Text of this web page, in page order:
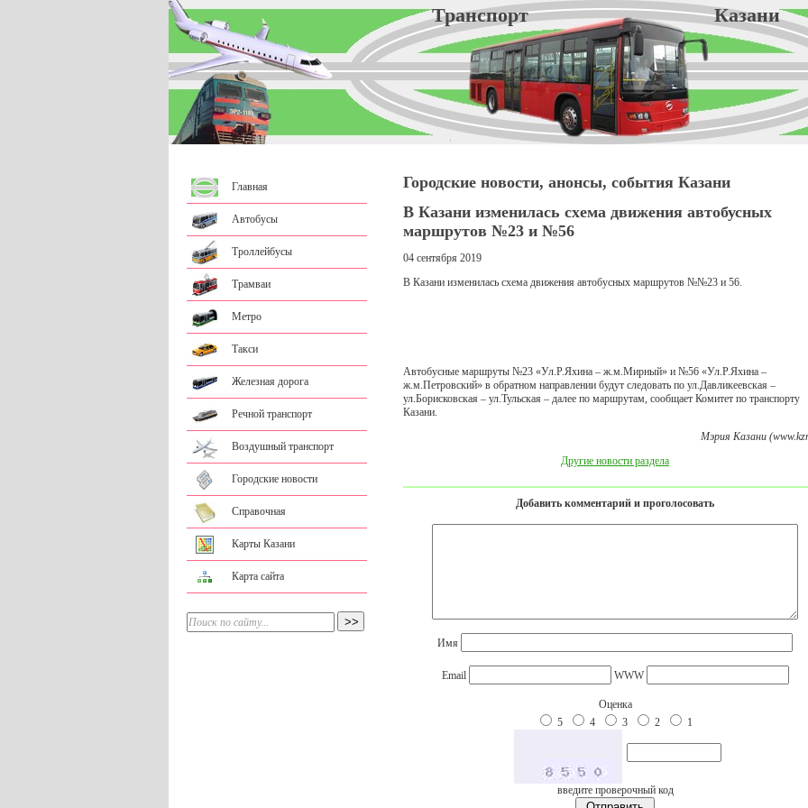
Транспорт Казани
Главная
Автобусы
Троллейбусы
Трамваи
Метро
Такси
Железная дорога
Речной транспорт
Воздушный транспорт
Городские новости
Справочная
Карты Казани
Карта сайта
Городские новости, анонсы, события Казани
В Казани изменилась схема движения автобусных
маршрутов №23 и №56
04 сентября 2019
В Казани изменилась схема движения автобусных маршрутов №№23 и 56.
Автобусные маршруты №23 «Ул.Р.Яхина – ж.м.Мирный» и №56 «Ул.Р.Яхина –
ж.м.Петровский» в обратном направлении будут следовать по ул.Давликеевская –
ул.Борисковская – ул.Тульская – далее по маршрутам, сообщает Комитет по транспорту
Казани.
Мэрия Казани
Другие новости раздела
Добавить комментарий и проголосовать
Имя
Email WWW
Оценка
5
4 3 2 1
введите проверочный код